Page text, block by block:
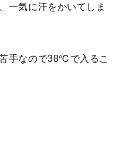
一気に汗をかいてしま
手なので38℃で入るこ